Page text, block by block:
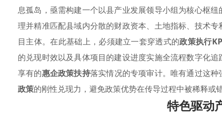
息孤岛，亟需构建一个以县产业发展领导小组为核心枢纽
理并精准匹配县域内分散的财政资本、土地指标、技术
目主体。在此基础上，必须建立一套穿透式的政策执行
的兑现时效以及具体项目的建设进度实施全流程数字化
享有的惠企政策扶持落实情况的专项审计。唯有通过这
政策的刚性兑现力，避免政策优势在传导过程中被稀释或
特色驱动